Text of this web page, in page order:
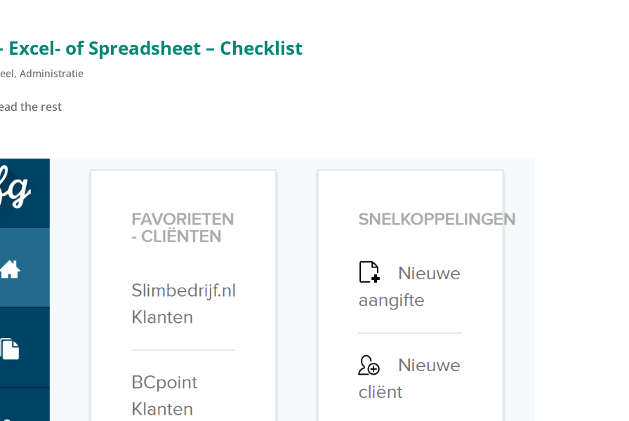
Excel- of Spreadsheet – Checklist
, Administratie
the rest